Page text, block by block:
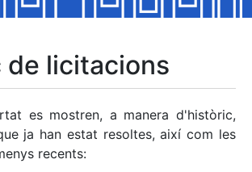
de licitacions
es mostren, a manera d'històric,
ja han estat resoltes, així com les
recents: